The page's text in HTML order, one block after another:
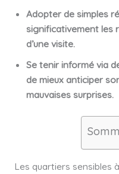
Adopter de simples
significativement les
d’une visite.
Se tenir informé via
de mieux anticiper
mauvaises surprises.
Les quartiers sensibles